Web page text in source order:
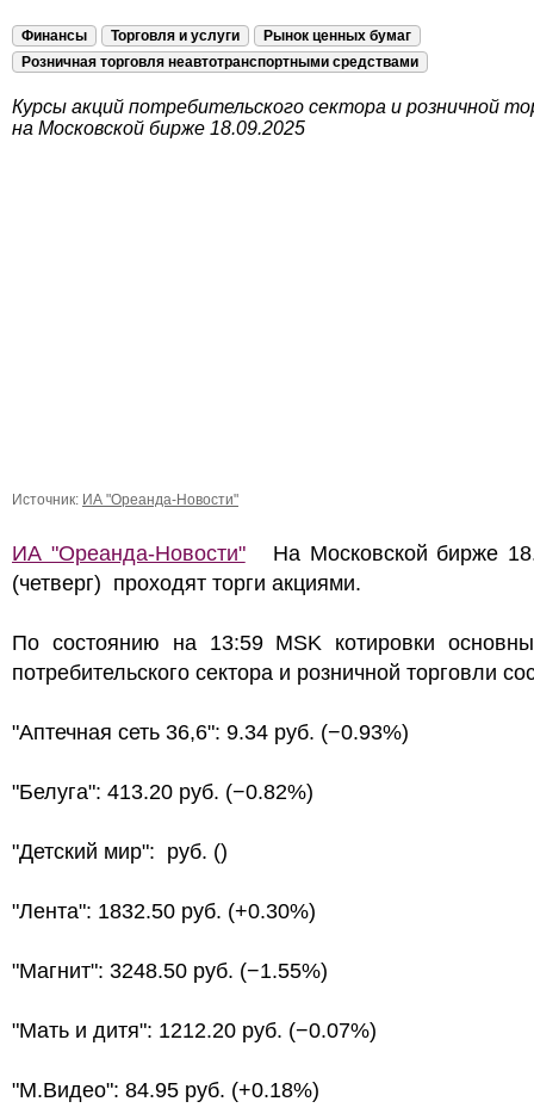
Финансы Торговля и услуги
Рынок ценных бумаг
Розничная торговля неавтотранспортными средствами
Курсы акций потребительского сектора и розничной
на Московской бирже 18.09.2025
Источник: ИА "Ореанда-Новости"
ИА "Ореанда-Новости"На Московской бирже
(четверг) проходят торги акциями.
По состоянию на 13:59 MSK котировки
потребительского сектора и розничной торговли
"Аптечная сеть 36,6": 9.34 руб. (−0.93%)
"Белуга": 413.20 руб. (−0.82%)
"Детский мир": руб. ()
"Лента": 1832.50 руб. (+0.30%)
"Магнит": 3248.50 руб. (−1.55%)
"Мать и дитя": 1212.20 руб. (−0.07%)
"М.Видео": 84.95 руб. (+0.18%)